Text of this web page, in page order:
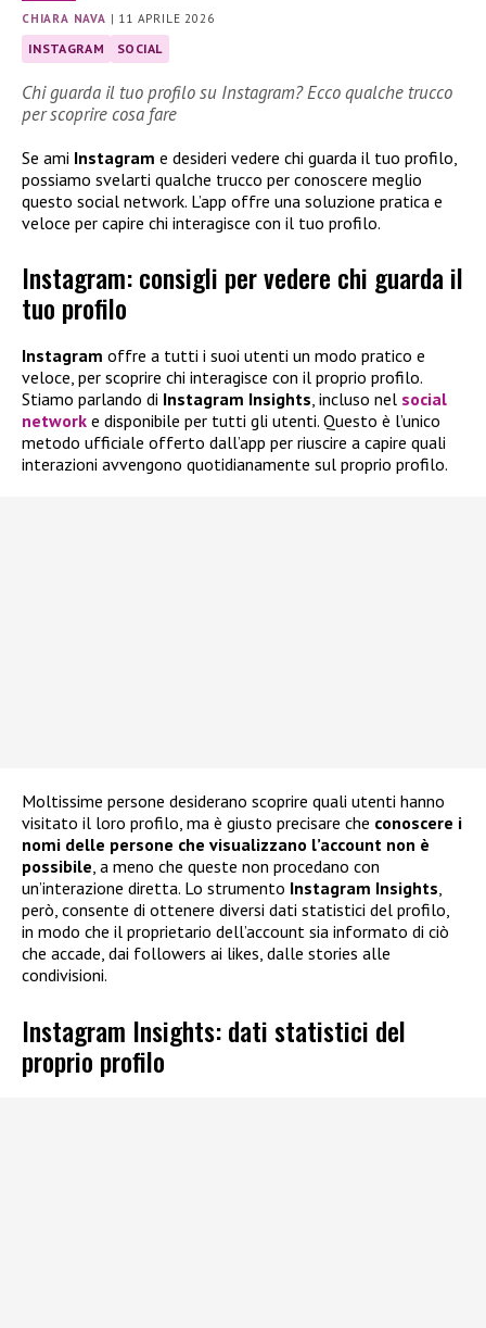
CHIARA NAVA | 11 APRILE 2026
INSTAGRAM SOCIAL
Chi guarda il tuo profilo su Instagram? Ecco qualche trucco
per scoprire cosa fare
Se ami Instagram e desideri vedere chi guarda il tuo profilo,
possiamo svelarti qualche trucco per conoscere meglio
questo social network. L’app offre una soluzione pratica e
veloce per capire chi interagisce con il tuo profilo.
Instagram: consigli per vedere chi guarda il
tuo profilo
Instagram offre a tutti i suoi utenti un modo pratico e
veloce, per scoprire chi interagisce con il proprio profilo.
Stiamo parlando di Instagram Insights, incluso nel social
network e disponibile per tutti gli utenti. Questo è l’unico
metodo ufficiale offerto dall’app per riuscire a capire quali
interazioni avvengono quotidianamente sul proprio profilo.
Moltissime persone desiderano scoprire quali utenti hanno
visitato il loro profilo, ma è giusto precisare che conoscere i
nomi delle persone che visualizzano l’account non è
possibile, a meno che queste non procedano con
un’interazione diretta. Lo strumento Instagram Insights,
però, consente di ottenere diversi dati statistici del profilo,
in modo che il proprietario dell’account sia informato di ciò
che accade, dai followers ai likes, dalle stories alle
condivisioni.
Instagram Insights: dati statistici del
proprio profilo